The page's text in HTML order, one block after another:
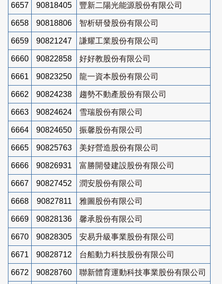
6657 90818405 豐新二陽光能源股份有限公司
6658 90818806 智析研發股份有限公司
6659 90821247 謙耀工業股份有限公司
6660 90822858 好好教股份有限公司
6661 90823250 龍一資本股份有限公司
6662 90824238 趨勢不動產股份有限公司
6663 90824624 雪瑞股份有限公司
6664 90824650 振馨股份有限公司
6665 90825763 美好營造股份有限公司
6666 90826931 富勝開發建設股份有限公司
6667 90827452 潤安股份有限公司
6668 90827811 雅圖股份有限公司
6669 90828136 馨承股份有限公司
6670 90828305 安易升級事業股份有限公司
6671 90828712 台船動力科技股份有限公司
6672 90828760 聯新體育運動科技事業股份有限公司